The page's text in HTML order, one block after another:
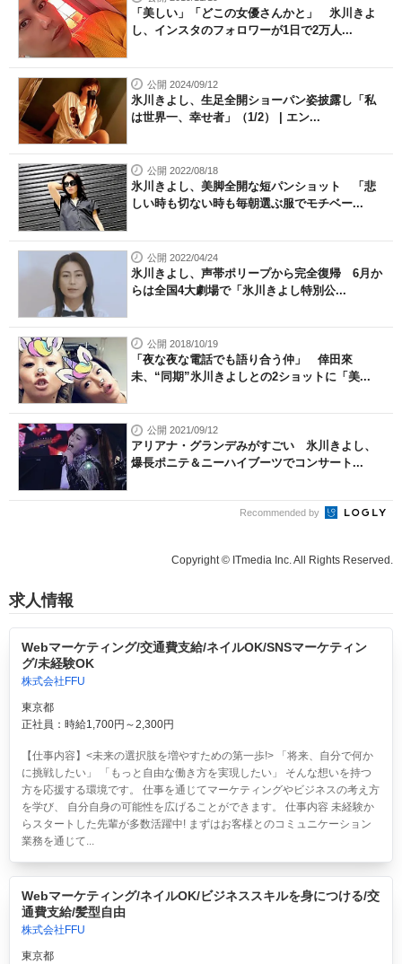
「美しい」「どこの女優さんかと」 氷川きよ
し、インスタのフォロワーが1日で2万人...
公開 2024/09/12
氷川きよし、生足全開ショーパン姿披露し「私
は世界一、幸せ者」（1/2） | エン...
公開 2022/08/18
氷川きよし、美脚全開な短パンショット 「悲
しい時も切ない時も毎朝選ぶ服でモチベー...
公開 2022/04/24
氷川きよし、声帯ポリープから完全復帰 6月か
らは全国4大劇場で「氷川きよし特別公...
公開 2018/10/19
「夜な夜な電話でも語り合う仲」 倖田來
未、“同期”氷川きよしとの2ショットに「美...
公開 2021/09/12
アリアナ・グランデみがすごい 氷川きよし、
爆長ポニテ＆ニーハイブーツでコンサート...
Recommended by
Copyright © ITmedia Inc. All Rights Reserved.
求人情報
Webマーケティング/交通費支給/ネイルOK/SNSマーケティン
グ/未経験OK
株式会社FFU
東京都
正社員：時給1,700円～2,300円
【仕事内容】<未来の選択肢を増やすための第一歩!> 「将来、自分で何か
に挑戦したい」 「もっと自由な働き方を実現したい」 そんな想いを持つ
方を応援する環境です。 仕事を通じてマーケティングやビジネスの考え方
を学び、 自分自身の可能性を広げることができます。 仕事内容 未経験か
らスタートした先輩が多数活躍中! まずはお客様とのコミュニケーション
業務を通じて...
Webマーケティング/ネイルOK/ビジネススキルを身につける/交
通費支給/髪型自由
株式会社FFU
東京都